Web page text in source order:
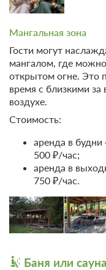
Мангальная зона
Гости могут
мангалом, где
открытом огне. Это
время с близкими за
воздухе.
Стоимость:
аренда в
500 ₽/час;
аренда в
750 ₽/час.
Баня или сауна